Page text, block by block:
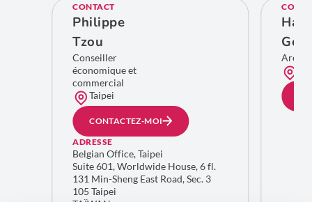
CONTACT
Philippe
Tzou
Conseiller
économique et
commercial
Taipei
CONTACTEZ-MOI
ADRESSE
Belgian Office, Taipei
Suite 601, Worldwide House, 6 fl.
131 Min-Sheng East Road, Sec. 3
105 Taipei
Area